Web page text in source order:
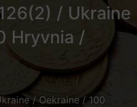
/ Ukraine
Hryvnia /
/ Oekraine / 100